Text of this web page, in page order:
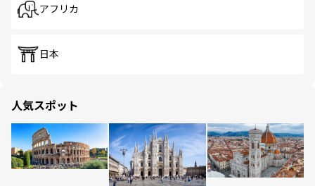
アフリカ
日本
人気スポット